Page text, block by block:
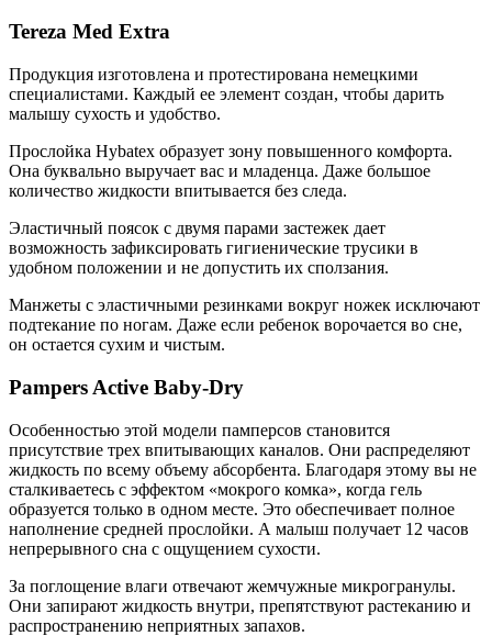
Tereza Med Extra
Продукция изготовлена и протестирована немецкими
специалистами. Каждый ее элемент создан, чтобы дарить
малышу сухость и удобство.
Прослойка Hybatex образует зону повышенного комфорта.
Она буквально выручает вас и младенца. Даже большое
количество жидкости впитывается без следа.
Эластичный поясок с двумя парами застежек дает
возможность зафиксировать гигиенические трусики в
удобном положении и не допустить их сползания.
Манжеты с эластичными резинками вокруг ножек исключают
подтекание по ногам. Даже если ребенок ворочается во сне,
он остается сухим и чистым.
Pampers Active Baby-Dry
Особенностью этой модели памперсов становится
присутствие трех впитывающих каналов. Они распределяют
жидкость по всему объему абсорбента. Благодаря этому вы не
сталкиваетесь с эффектом «мокрого комка», когда гель
образуется только в одном месте. Это обеспечивает полное
наполнение средней прослойки. А малыш получает 12 часов
непрерывного сна с ощущением сухости.
За поглощение влаги отвечают жемчужные микрогранулы.
Они запирают жидкость внутри, препятствуют растеканию и
распространению неприятных запахов.